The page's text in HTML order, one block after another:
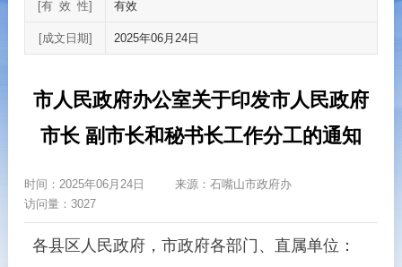
[有 效 性] 有效
[成文日期] 2025年06月24日
市人民政府办公室关于印发市人民政府
市长 副市长和秘书长工作分工的通知
时间： 2025年06月24日 来源： 石嘴山市政府办
访问量：3027
各县区人民政府，市政府各部门、直属单位：